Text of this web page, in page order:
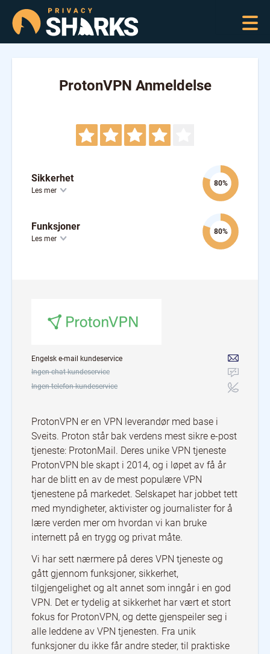
ProtonVPN Anmeldelse
Sikkerhet
Les mer
80%
Funksjoner
Les mer
80%
Engelsk e-mail kundeservice
Ingen chat kundeservice
Ingen telefon kundeservice
ProtonVPN er en VPN leverandør med base i
Sveits. Proton står bak verdens mest sikre e-post
tjeneste: ProtonMail. Deres unike VPN tjeneste
ProtonVPN ble skapt i 2014, og i løpet av få år
har de blitt en av de mest populære VPN
tjenestene på markedet. Selskapet har jobbet tett
med myndigheter, aktivister og journalister for å
lære verden mer om hvordan vi kan bruke
internett på en trygg og privat måte.
Vi har sett nærmere på deres VPN tjeneste og
gått gjennom funksjoner, sikkerhet,
tilgjengelighet og alt annet som inngår i en god
VPN. Det er tydelig at sikkerhet har vært et stort
fokus for ProtonVPN, og dette gjenspeiler seg i
alle leddene av VPN tjenesten. Fra unik
funksjoner du ikke får andre steder, til praktiske